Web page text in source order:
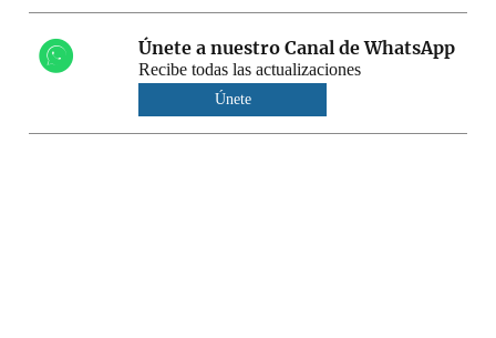
Únete a nuestro Canal de WhatsApp
Recibe todas las actualizaciones
Únete